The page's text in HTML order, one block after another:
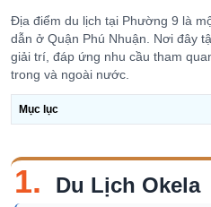
Địa điểm du lịch tại Phường 9 là
dẫn ở Quận Phú Nhuận. Nơi đây
giải trí, đáp ứng nhu cầu tham
trong và ngoài nước.
Mục lục
1. Du Lịch Okela